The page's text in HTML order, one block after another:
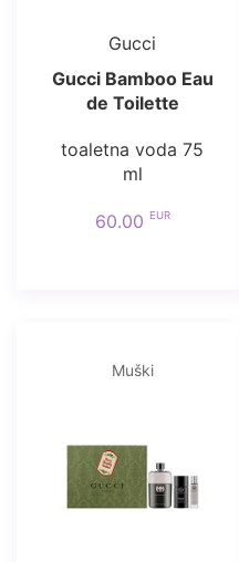
Gucci
Gucci Bamboo Eau
de Toilette
toaletna voda 75
ml
60.00 EUR
Muški